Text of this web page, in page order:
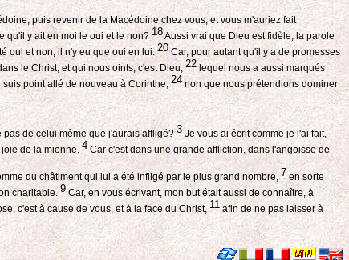
puis revenir de la Macédoine chez vous, et vous m'auriez fait
qu'il y ait en moi le oui et le non?18Aussi vrai que Dieu est fidèle, la parole
oui et non; il n'y eu que oui en lui.20Car, pour autant qu'il y a de promesses
le Christ, et qui nous oints, c'est Dieu, 22 lequel nous a aussi marqués
point allé de nouveau à Corinthe;24non que nous prétendions dominer
pas de celui même que j'aurais affligé?3Je vous ai écrit comme je l'ai fait,
joie de la mienne.4Car c'est dans une grande affliction, dans l'angoisse de
du châtiment qui lui a été infligé par le plus grand nombre,7 en sorte
charitable.9 Car, en vous écrivant, mon but était aussi de connaître, à
c'est à cause de vous, et à la face du Christ,11afin de ne pas laisser à